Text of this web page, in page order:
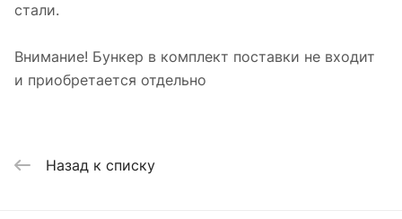
стали.
Внимание! Бункер в комплект поставки не входит
и приобретается отдельно
Назад к списку